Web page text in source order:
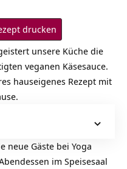
drucken
unsere Küche die
veganen Käsesauce.
hauseigenes Rezept mit
neue Gäste bei Yoga
im Speisesaal